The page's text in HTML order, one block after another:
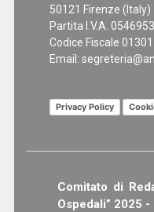
50121 Firenze (Italy)
Partita I.V.A.
Codice Fiscale
Email:
Privacy Policy
Comitato di
Ospedali” 2025 -